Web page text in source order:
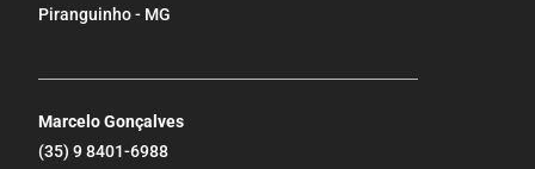
Piranguinho - MG
Marcelo Gonçalves
(35) 9 8401-6988